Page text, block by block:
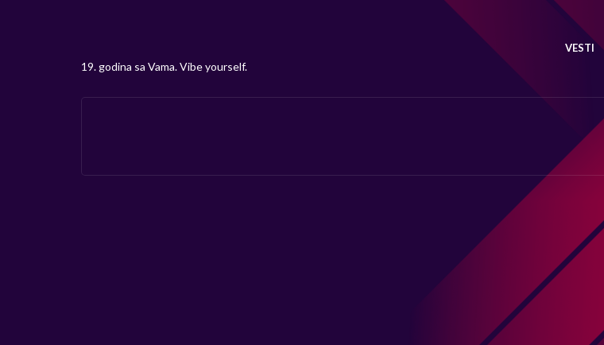
19. godina sa Vama. Vibe yourself.
VESTI